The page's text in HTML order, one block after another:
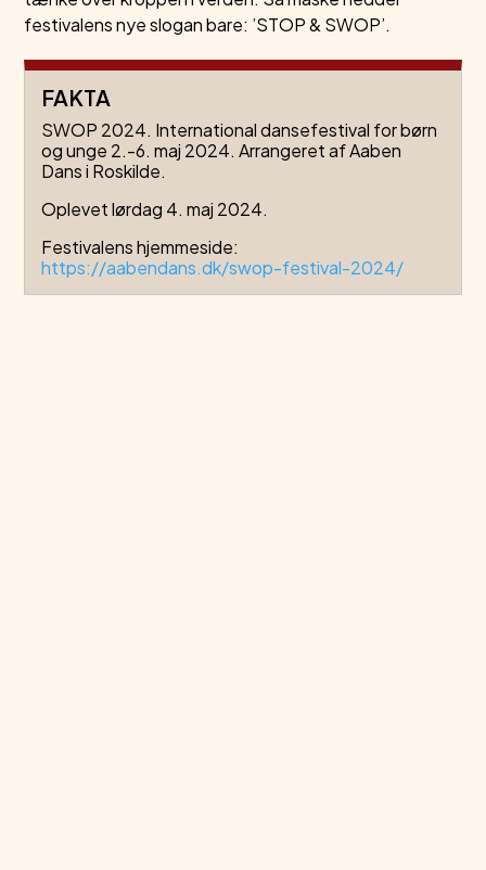
festivalens nye slogan bare: ’STOP & SWOP’.
FAKTA
SWOP 2024. International dansefestival for børn
og unge 2.-6. maj 2024. Arrangeret af Aaben
Dans i Roskilde.
Oplevet lørdag 4. maj 2024.
Festivalens hjemmeside:
https://aabendans.dk/swop-festival-2024/